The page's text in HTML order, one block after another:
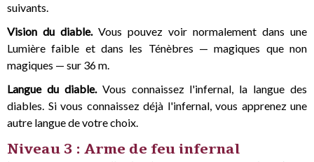
suivants.
Vision du diable.Vous pouvez voir normalement dans une
Lumière faible et dans les Ténèbres — magiques que non
magiques — sur 36 m.
Langue du diable.Vous connaissez l'infernal, la langue des
diables. Si vous connaissez déjà l'infernal, vous apprenez une
autre langue de votre choix.
Niveau 3 : Arme de feu infernal